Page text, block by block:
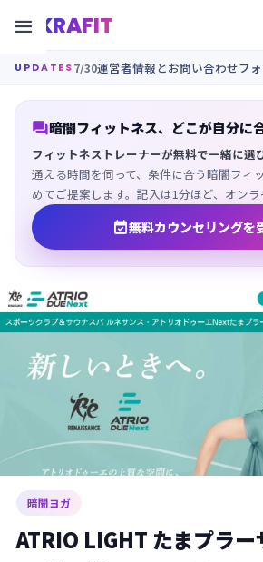
KRAFIT

UPDATES 7/30運営者情報とお問い合わせフ
暗闇フィットネス、どこが自分に
フィットネストレーナーが無料で一緒に選
通える時間を伺って、条件に合う暗闇フィ
めてご提案します。記入は1分ほど、オンラ
無料カウンセリングを
暗闇ヨガ
ATRIO LIGHT たまプラー